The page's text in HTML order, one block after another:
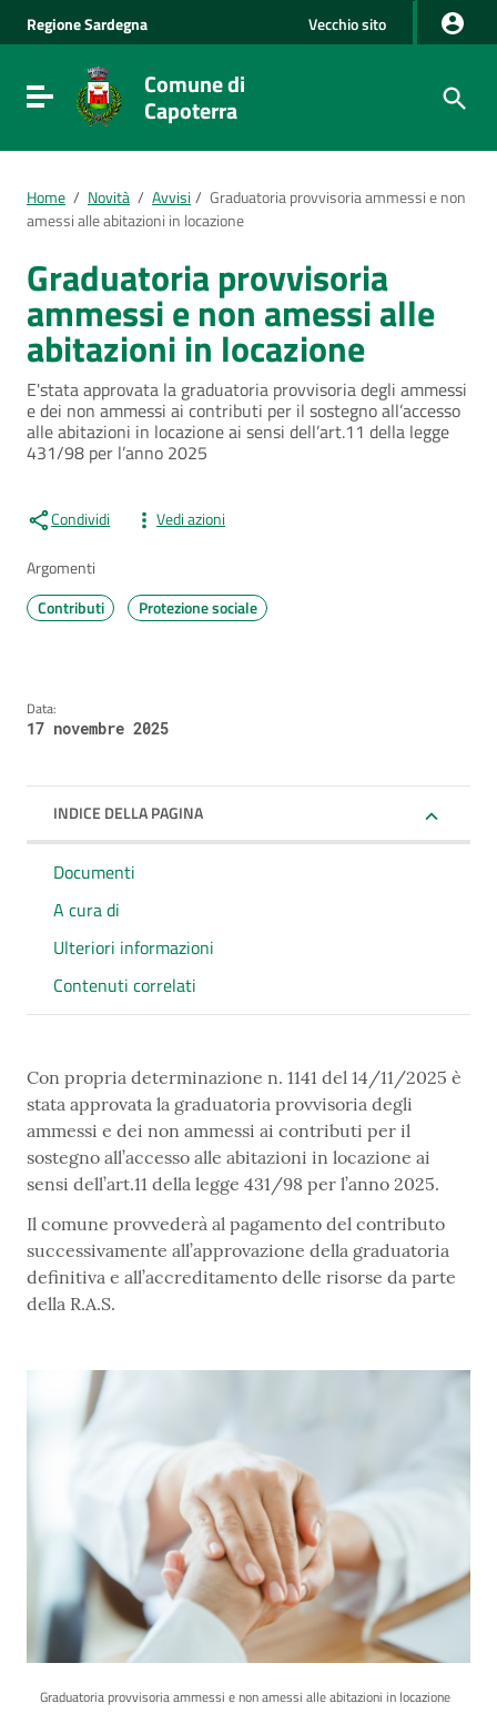
Vai alla navigazione del sito
Vai al Footer
RegioneSardegna Vecchio sito
Visualizza/nascondi menu di navigazione
Comune di
Capoterra
Home / Novità / Avvisi / Graduatoria provvisoria ammessi e non
amessi alle abitazioni in locazione
Graduatoria provvisoria
ammessi e non amessi alle
abitazioni in locazione
E'stata approvata la graduatoria provvisoria degli ammessi
e dei non ammessi ai contributi per il sostegno all’accesso
alle abitazioni in locazione ai sensi dell’art.11 della legge
431/98 per l’anno 2025
Condividi Vedi azioni
Argomenti
Contributi
Protezione sociale
Data:
17 novembre 2025
INDICE DELLA PAGINA
Documenti
A cura di
Ulteriori informazioni
Contenuti correlati
Con propria determinazione n. 1141 del 14/11/2025 è
stata approvata la graduatoria provvisoria degli
ammessi e dei non ammessi ai contributi per il
sostegno all’accesso alle abitazioni in locazione ai
sensi dell’art.11 della legge 431/98 per l’anno 2025.
Il comune provvederà al pagamento del contributo
successivamente all’approvazione della graduatoria
definitiva e all’accreditamento delle risorse da parte
della R.A.S.
Graduatoria provvisoria ammessi e non amessi alle abitazioni in locazione